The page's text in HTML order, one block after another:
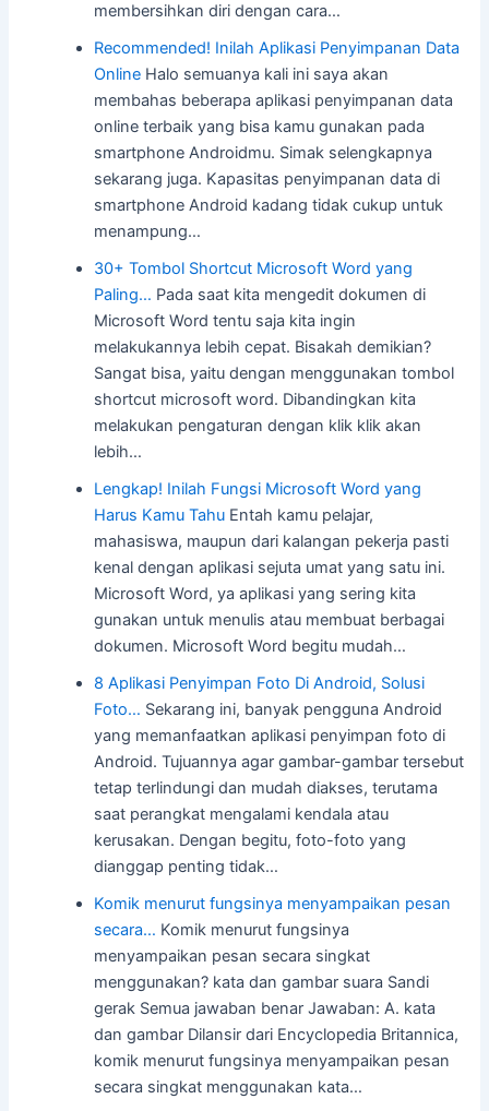
membersihkan diri dengan cara…
Recommended! Inilah Aplikasi Penyimpanan Data
Online Halo semuanya kali ini saya akan
membahas beberapa aplikasi penyimpanan data
online terbaik yang bisa kamu gunakan pada
smartphone Androidmu. Simak selengkapnya
sekarang juga. Kapasitas penyimpanan data di
smartphone Android kadang tidak cukup untuk
menampung…
30+ Tombol Shortcut Microsoft Word yang
Paling… Pada saat kita mengedit dokumen di
Microsoft Word tentu saja kita ingin
melakukannya lebih cepat. Bisakah demikian?
Sangat bisa, yaitu dengan menggunakan tombol
shortcut microsoft word. Dibandingkan kita
melakukan pengaturan dengan klik klik akan
lebih…
Lengkap! Inilah Fungsi Microsoft Word yang
Harus Kamu Tahu Entah kamu pelajar,
mahasiswa, maupun dari kalangan pekerja pasti
kenal dengan aplikasi sejuta umat yang satu ini.
Microsoft Word, ya aplikasi yang sering kita
gunakan untuk menulis atau membuat berbagai
dokumen. Microsoft Word begitu mudah…
8 Aplikasi Penyimpan Foto Di Android, Solusi
Foto… Sekarang ini, banyak pengguna Android
yang memanfaatkan aplikasi penyimpan foto di
Android. Tujuannya agar gambar-gambar tersebut
tetap terlindungi dan mudah diakses, terutama
saat perangkat mengalami kendala atau
kerusakan. Dengan begitu, foto-foto yang
dianggap penting tidak…
Komik menurut fungsinya menyampaikan pesan
secara… Komik menurut fungsinya
menyampaikan pesan secara singkat
menggunakan? kata dan gambar suara Sandi
gerak Semua jawaban benar Jawaban: A. kata
dan gambar Dilansir dari Encyclopedia Britannica,
komik menurut fungsinya menyampaikan pesan
secara singkat menggunakan kata…